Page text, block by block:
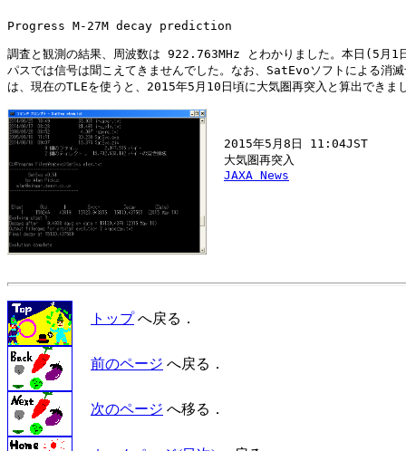
Progress M-27M decay prediction
調査と観測の結果、周波数は 922.763MHz とわかりました。本日(5月1
パスでは信号は聞こえてきませんでした。なお、SatEvoソフトによる消
は、現在のTLEを使うと、2015年5月10日頃に大気圏再突入と算出できま
  2015年5月8日 11:04JST
  大気圏再突入
JAXA News
トップへ戻る．
前のページ へ戻る．
次のページ へ移る．